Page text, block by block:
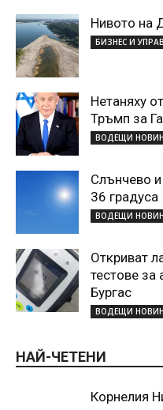
Нивото на
БИЗНЕС И
Нетаняху
Тръмп за
ВОДЕЩИ
Слънчево
36 градуса
ВОДЕЩИ
Откриват
тестове за
Бургас
ВОДЕЩИ
НАЙ-ЧЕТЕНИ
Корнелия